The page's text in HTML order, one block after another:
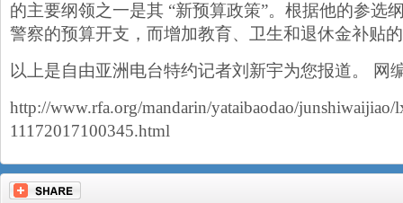
的主要纲领之一是其 “新预算政策”。根据他的参选
警察的预算开支，而增加教育、卫生和退休金补贴
以上是自由亚洲电台特约记者刘新宇为您报道。 网
http://www.rfa.org/mandarin/yataibaodao/junshiwaijiao/
11172017100345.html